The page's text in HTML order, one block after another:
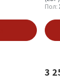
Пол:
3